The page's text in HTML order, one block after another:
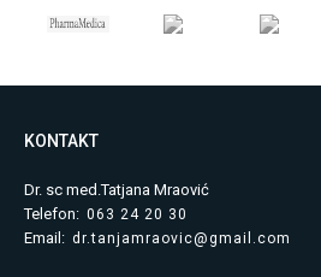
KONTAKT
Dr. sc med.Tatjana Mraović
Telefon: 063 24 20 30
Email: dr.tanjamraovic@gmail.com